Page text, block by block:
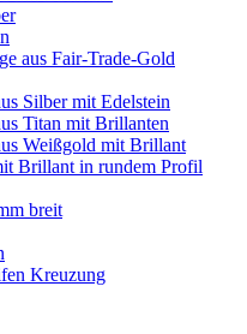
aus Fair-Trade-Gold
Silber mit Edelstein
Titan mit Brillanten
Weißgold mit Brillant
Brillant in rundem Profil
breit
Kreuzung